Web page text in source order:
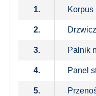
1. Korpus
2.
3. Palnik
4. Panel
5.